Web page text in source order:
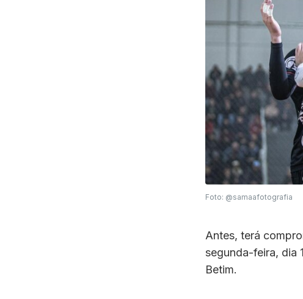
Foto: @samaafotografia
Antes, terá
segunda-feira, dia
Betim.